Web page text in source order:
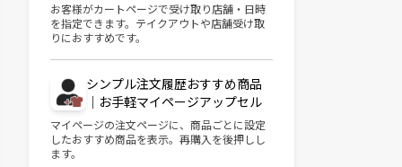
お客様がカートページで受け取り店舗・日時
を指定できます。テイクアウトや店舗受け取
りにおすすめです。
シンプル注文履歴おすすめ商品
｜お手軽マイページアップセル
マイページの注文ページに、商品ごとに設定
したおすすめ商品を表示。再購入を後押しし
ます。